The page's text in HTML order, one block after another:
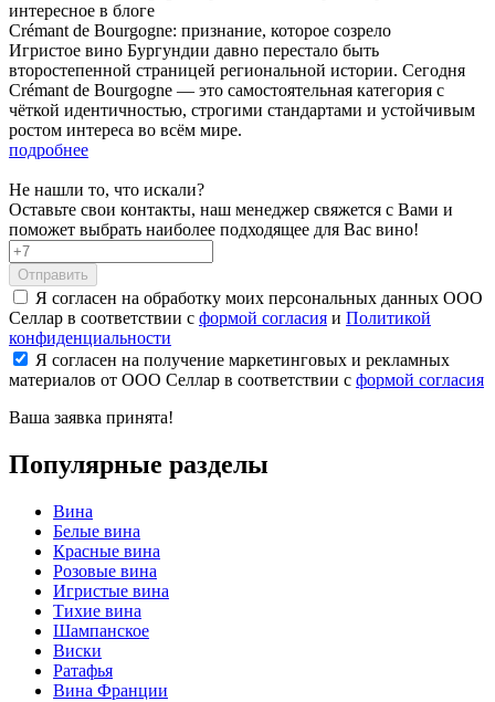
интересное в блоге
Crémant de Bourgogne: признание, которое созрело
Игристое вино Бургундии давно перестало быть
второстепенной страницей региональной истории. Сегодня
Crémant de Bourgogne — это самостоятельная категория с
чёткой идентичностью, строгими стандартами и устойчивым
ростом интереса во всём мире.
подробнее
Не нашли то, что искали?
Оставьте свои контакты, наш менеджер свяжется с Вами и
поможет выбрать наиболее подходящее для Вас вино!
Отправить
Я согласен на обработку моих персональных данных ООО
Селлар в соответствии с формой согласия и Политикой
конфиденциальности
Я согласен на получение маркетинговых и рекламных
материалов от ООО Селлар в соответствии с формой согласия
Ваша заявка принята!
Популярные разделы
Вина
Белые вина
Красные вина
Розовые вина
Игристые вина
Тихие вина
Шампанское
Виски
Ратафья
Вина Франции